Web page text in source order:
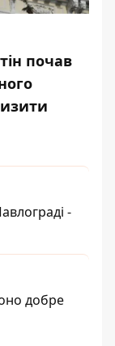
почав
-
добре